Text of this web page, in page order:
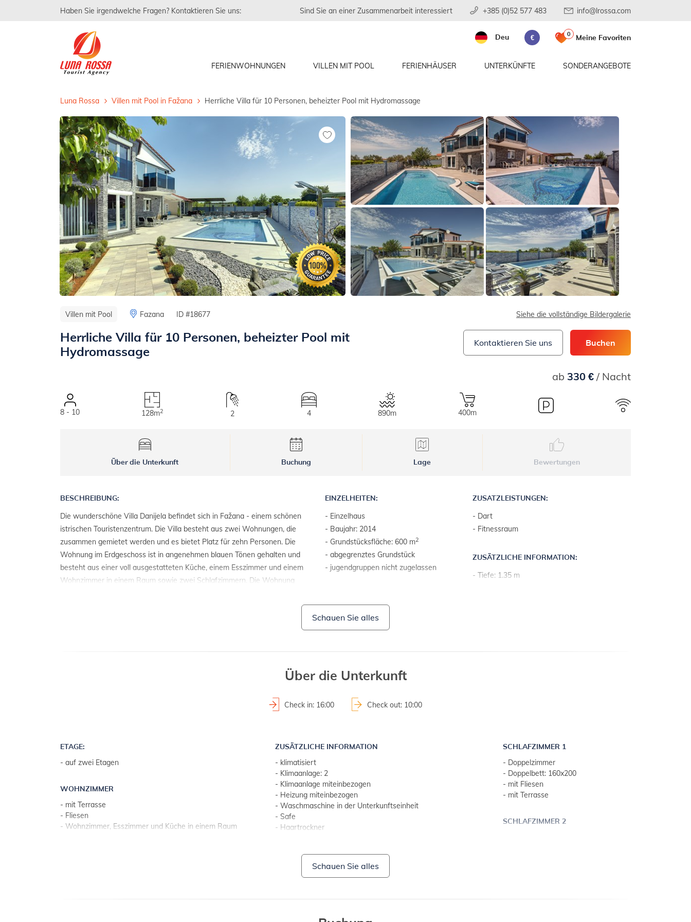
Haben Sie irgendwelche Fragen? Kontaktieren Sie uns: Sind Sie an einer Zusammenarbeit interessiert +385 (0)52 577 483 info@lrossa.com
FERIENWOHNUNGEN VILLEN MIT POOL FERIENHÄUSER UNTERKÜNFTE SONDERANGEBOTE
Deu € 0 Meine Favoriten
Luna Rossa Villen mit Pool in Fažana Herrliche Villa für 10 Personen, beheizter Pool mit Hydromassage
Villen mit Pool Fazana ID #18677 Siehe die vollständige Bildergalerie
Herrliche Villa für 10 Personen, beheizter Pool mit
Hydromassage
Kontaktieren Sie uns Buchen
ab 330 €/ Nacht
8 - 10 128m2 2 4 890m 400m
Über die Unterkunft Buchung Lage Bewertungen
BESCHREIBUNG:
Die wunderschöne Villa Danijela befindet sich in Fažana - einem schönen
istrischen Touristenzentrum. Die Villa besteht aus zwei Wohnungen, die
zusammen gemietet werden und es bietet Platz für zehn Personen. Die
Wohnung im Erdgeschoss ist in angenehmen blauen Tönen gehalten und
besteht aus einer voll ausgestatteten Küche, einem Esszimmer und einem
Wohnzimmer in einem Raum sowie zwei Schlafzimmern. Die Wohnung
Verfügung. Diese Villa wird Sie bestimmt nicht gleichgültig lassen, also
EINZELHEITEN:
- Einzelhaus
- Baujahr: 2014
- Grundstücksfläche: 600 m2
- abgegrenztes Grundstück
- jugendgruppen nicht zugelassen
ZUSATZLEISTUNGEN:
- Dart
- Fitnessraum
ZUSÄTZLICHE INFORMATION:
- Tiefe: 1.35 m
- Tischtennis
- Internetzugang
Schauen Sie alles
Über die Unterkunft
Check in: 16:00 Check out: 10:00
ETAGE:
- auf zwei Etagen
WOHNZIMMER
- mit Terrasse
- Fliesen
- Wohnzimmer, Esszimmer und Küche in einem Raum
ZUSÄTZLICHE INFORMATION
- klimatisiert
- Klimaanlage: 2
- Klimaanlage miteinbezogen
- Heizung miteinbezogen
- Waschmaschine in der Unterkunftseinheit
- Safe
- Haartrockner
- Handtücher (1 großes, 1 kleines/pro Person, pro Woche)
SCHLAFZIMMER 1
- Doppelzimmer
- Doppelbett: 160x200
- mit Fliesen
- mit Terrasse
SCHLAFZIMMER 2
Schauen Sie alles